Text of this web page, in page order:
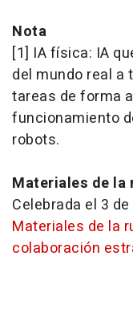
Nota
[1] IA física: IA
del mundo real a
tareas de forma
funcionamiento
robots.
Materiales de la
Celebrada el 3
Materiales de la
colaboración